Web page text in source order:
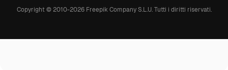
Copyright © 2010-2026Freepik Company S.L.U. Tutti i diritti riservati.